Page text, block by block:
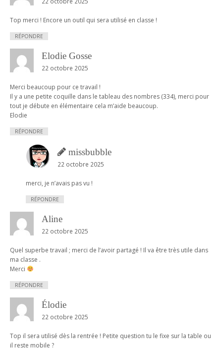
t
i
o
n
Top merci ! Encore un outil qui sera utilisé en classe !
RÉPONDRE
Elodie Gosse
22 octobre 2025
Merci beaucoup pour ce travail !
Il y a une petite coquille dans le tableau des nombres (334), merci pour
tout je débute en élémentaire cela m’aide beaucoup.
Elodie
RÉPONDRE
missbubble
22 octobre 2025
merci, je n’avais pas vu !
RÉPONDRE
Aline
22 octobre 2025
Quel superbe travail ; merci de l’avoir partagé ! Il va être très utile dans
ma classe .
Merci
RÉPONDRE
Élodie
22 octobre 2025
Top il sera utilisé dès la rentrée ! Petite question tu le fixe sur la table ou
il reste mobile ?